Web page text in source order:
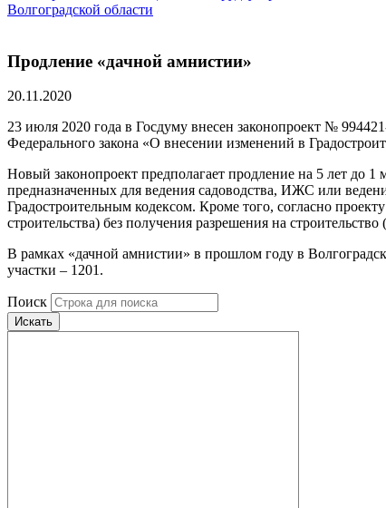
Волгоградской области
Продление «дачной амнистии»
20.11.2020
23 июля 2020 года в Госдуму внесен законопроект №
Федерального закона «О внесении изменений в
Новый законопроект предполагает продление на 5 лет до
предназначенных для ведения садоводства, ИЖС или
Градостроительным кодексом. Кроме того, согласно
строительства) без получения разрешения на
В рамках «дачной амнистии» в прошлом году в
участки – 1201.
Поиск
Искать